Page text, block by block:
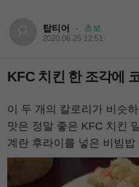
탑티어 · 초보
2020.06.25 12:51
KFC 치킨 한 조각에
이 두 개의 칼로리가 비슷
맛은 정말 좋은 KFC 치킨
계란 후라이를 넣은 비빔밥